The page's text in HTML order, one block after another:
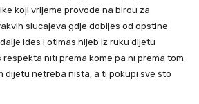
koji vrijeme provode na birou za
slucajeva gdje dobijes od opstine
ides i otimas hljeb iz ruku dijetu
niti prema kome pa ni prema tom
dijetu netreba nista, a ti pokupi sve sto